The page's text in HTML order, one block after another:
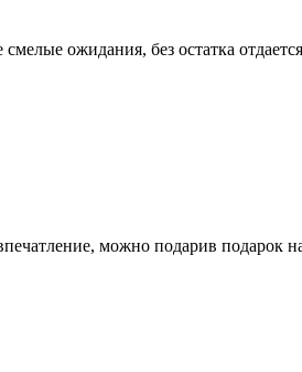
ожидания, без остатка
можно подарив подарок